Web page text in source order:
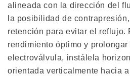
alineada con la dirección del
la posibilidad de
retención para evitar el reflujo.
rendimiento óptimo y
electroválvula, instálela
orientada verticalmente hacia